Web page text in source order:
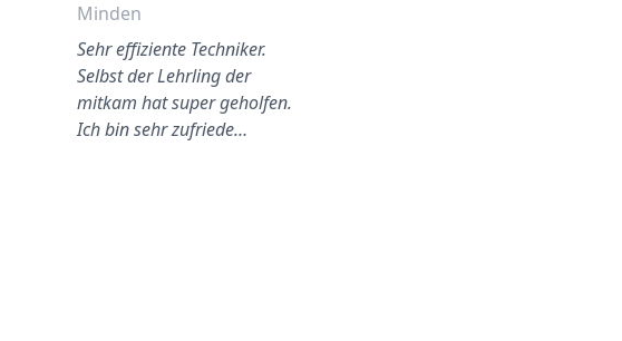
Minden
Sehr effiziente Techniker.
Selbst der Lehrling der
mitkam hat super geholfen.
Ich bin sehr zufriede…